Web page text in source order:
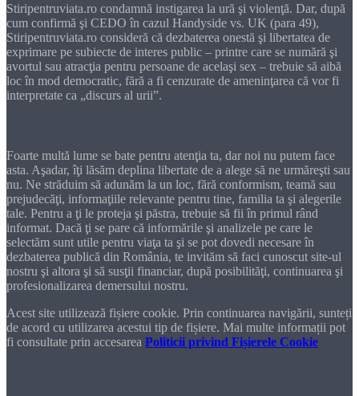
Stiripentruviata.ro condamnă instigarea la ură şi violenţă. Dar, după
cum confirmă şi CEDO în cazul Handyside vs. UK (para 49),
Stiripentruviata.ro consideră că dezbaterea onestă şi libertatea de
exprimare pe subiecte de interes public – printre care se numără şi
avortul sau atracţia pentru persoane de acelaşi sex – trebuie să aibă
loc în mod democratic, fără a fi cenzurate de ameninţarea că vor fi
interpretate ca „discurs al urii”.
Foarte multă lume se bate pentru atenţia ta, dar noi nu putem face
asta. Aşadar, îţi lăsăm deplina libertate de a alege să ne urmăreşti sau
nu. Ne străduim să adunăm la un loc, fără conformism, teamă sau
prejudecăţi, informaţiile relevante pentru tine, familia ta şi alegerile
tale. Pentru a ţi le proteja şi păstra, trebuie să fii în primul rând
informat. Dacă ţi se pare că informările şi analizele pe care le
selectăm sunt utile pentru viaţa ta şi se pot dovedi necesare în
dezbaterea publică din România, te invităm să faci cunoscut site-ul
nostru şi altora şi să susţii financiar, după posibilităţi, continuarea şi
profesionalizarea demersului nostru.
Acest site utilizează fișiere cookie. Prin continuarea navigării, sunteți
de acord cu utilizarea acestui tip de fișiere. Mai multe informații pot
fi consultate prin accesarea Politicii privind Fișierele Cookie